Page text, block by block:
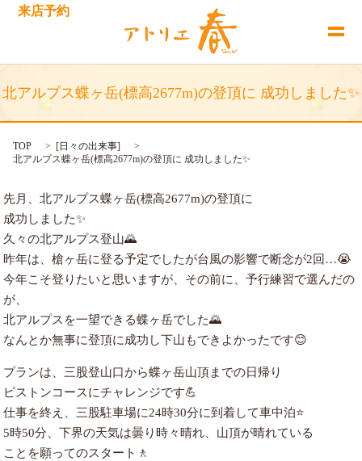
来店予約
北アルプス蝶ヶ岳(標高2677m)の登頂に 成功しました✨
TOP [日々の出来事]
北アルプス蝶ヶ岳(標高2677m)の登頂に 成功しました✨
先月、北アルプス蝶ヶ岳(標高2677m)の登頂に
成功しました✨
久々の北アルプス登山🌄
昨年は、槍ヶ岳に登る予定でしたが台風の影響で断念が2回…😭
今年こそ登りたいと思いますが、その前に、予行練習で選んだの
が、
北アルプスを一望できる蝶ヶ岳でした🌄
なんとか無事に登頂に成功し下山もできよかったです😊
プランは、三股登山口から蝶ヶ岳山頂までの日帰り
ピストンコースにチャレンジです💪
仕事を終え、三股駐車場に24時30分に到着して車中泊⭐
5時50分、下界の天気は曇り時々晴れ、山頂が晴れている
ことを願ってのスタート🚶